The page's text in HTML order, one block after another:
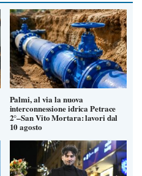
Palmi, al via la nuova
interconnessione idrica Petrace
2°–San Vito Mortara: lavori dal
10 agosto